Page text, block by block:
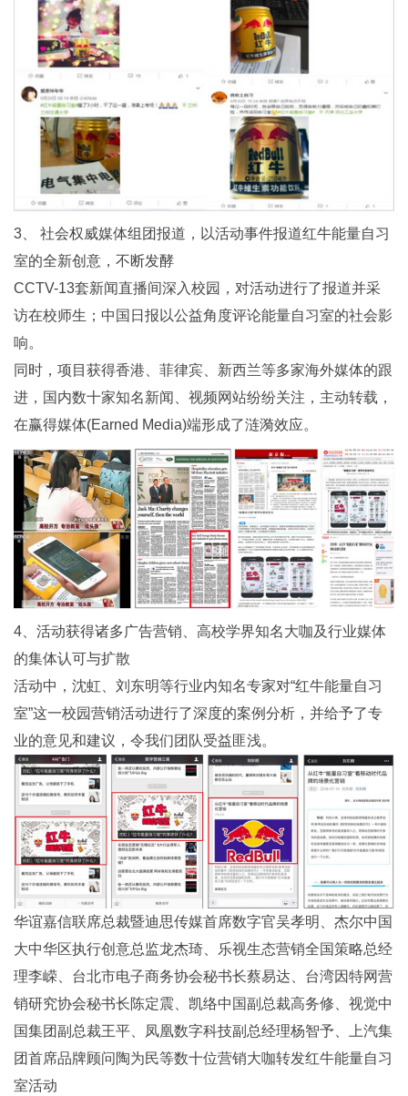
3、 社会权威媒体组团报道，以活动事件报道红牛能量自习
室的全新创意，不断发酵
CCTV-13套新闻直播间深入校园，对活动进行了报道并采
访在校师生；中国日报以公益角度评论能量自习室的社会影
响。
同时，项目获得香港、菲律宾、新西兰等多家海外媒体的跟
进，国内数十家知名新闻、视频网站纷纷关注，主动转载，
在赢得媒体(Earned Media)端形成了涟漪效应。
4、活动获得诸多广告营销、高校学界知名大咖及行业媒体
的集体认可与扩散
活动中，沈虹、刘东明等行业内知名专家对“红牛能量自习
室”这一校园营销活动进行了深度的案例分析，并给予了专
业的意见和建议，令我们团队受益匪浅。
华谊嘉信联席总裁暨迪思传媒首席数字官吴孝明、杰尔中国
大中华区执行创意总监龙杰琦、乐视生态营销全国策略总经
理李嵘、台北市电子商务协会秘书长蔡易达、台湾因特网营
销研究协会秘书长陈定震、凯络中国副总裁高务修、视觉中
国集团副总裁王平、凤凰数字科技副总经理杨智予、上汽集
团首席品牌顾问陶为民等数十位营销大咖转发红牛能量自习
室活动